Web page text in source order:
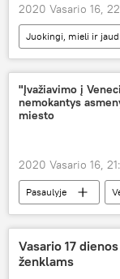
2020 Vasario 16,
Juokingi, mieli ir
Multimedia
"Įvažiavimo į
nemokantys
miesto
2020 Vasario 16,
Pasaulyje
turistai
Vasario 17
ženklams